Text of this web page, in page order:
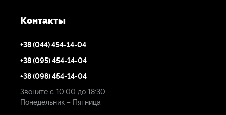
Контакты
+38 (044) 454-14-04
+38 (095) 454-14-04
+38 (098) 454-14-04
Звоните с 10:00 до 18:30
Понедельник – Пятница